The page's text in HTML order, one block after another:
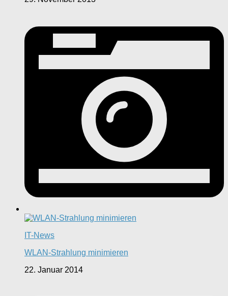
IT-News
WLAN-Strahlung minimieren
22. Januar 2014